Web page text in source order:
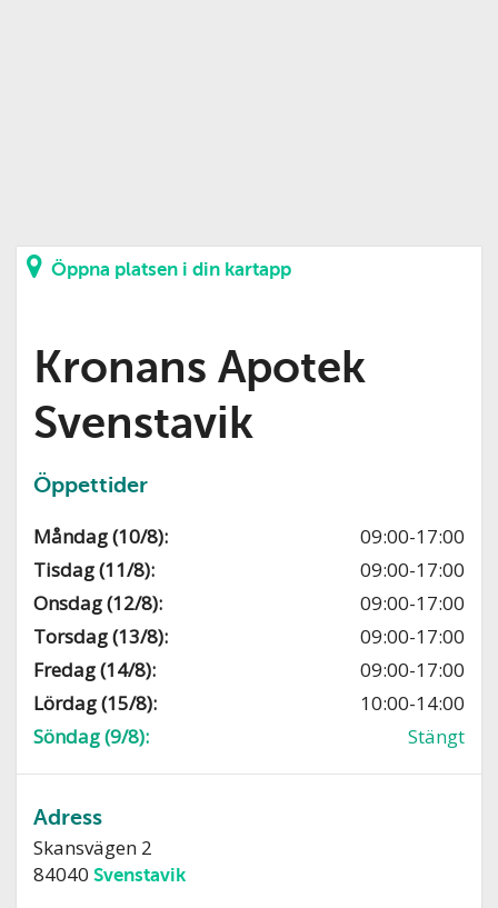
Öppna platsen i din kartapp
Kronans Apotek
Svenstavik
Öppettider
Måndag (10/8):
09:00-17:00
Tisdag (11/8):
09:00-17:00
Onsdag (12/8):
09:00-17:00
Torsdag (13/8):
09:00-17:00
Fredag (14/8):
09:00-17:00
Lördag (15/8):
10:00-14:00
Söndag (9/8):
Stängt
Adress
Skansvägen 2
84040Svenstavik